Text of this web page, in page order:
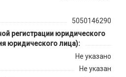
5050146290
регистрации юридического
юридического лица):
Не указано
Не указан